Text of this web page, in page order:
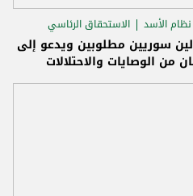
الأسد الاستحقاق الرئاسي
سوريين مطلوبين ويدعو إلى
من الوصايات والاحتلالات